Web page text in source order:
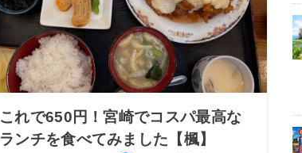
これで650円！宮崎でコスパ最高な
ランチを食べてみました【楓】